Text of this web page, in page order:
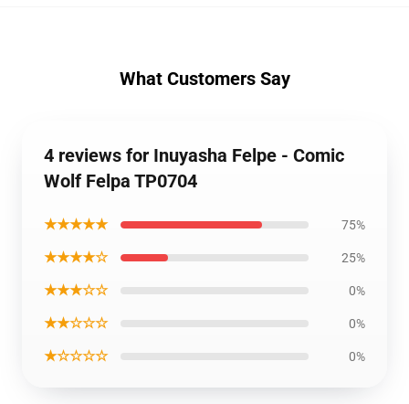
What Customers Say
4 reviews for Inuyasha Felpe - Comic
Wolf Felpa TP0704
★★★★★ 75%
★★★★☆ 25%
★★★☆☆ 0%
★★☆☆☆ 0%
★☆☆☆☆ 0%